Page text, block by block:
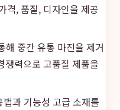
격, 품질, 디자인을 제공
해 중간 유통 마진을 제거
쟁력으로 고품질 제품을
법과 기능성 고급 소재를